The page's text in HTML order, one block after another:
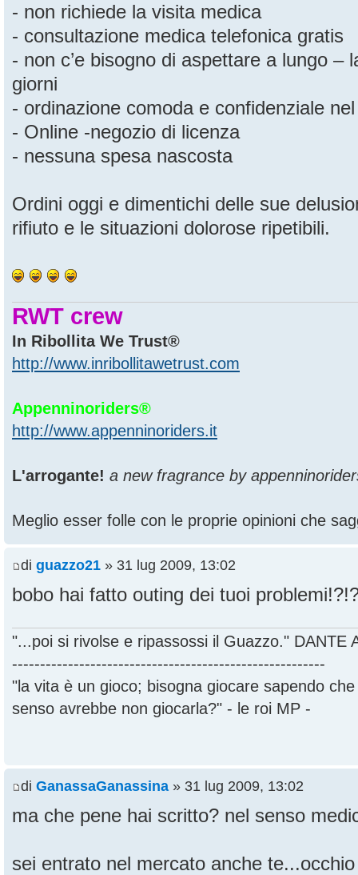
- non richiede la visita medica
- consultazione medica telefonica gratis
- non c’e bisogno di aspettare a lungo –
giorni
- ordinazione comoda e confidenziale
- Online -negozio di licenza
- nessuna spesa nascosta
Ordini oggi e dimentichi delle sue
rifiuto e le situazioni dolorose ripetibili.
RWT crew
In Ribollita We Trust®
http://www.inribollitawetrust.com
Appenninoriders®
http://www.appenninoriders.it
L'arrogante! a new fragrance by
Meglio esser folle con le proprie opinioni che
di guazzo21 » 31 lug 2009, 13:02
bobo hai fatto outing dei tuoi
"...poi si rivolse e ripassossi il Guazzo." DANTE
--------------------------------------------------------
"la vita è un gioco; bisogna giocare sapendo
senso avrebbe non giocarla?" - le roi MP -
di GanassaGanassina » 31 lug 2009, 13:02
ma che pene hai scritto? nel senso
sei entrato nel mercato anche